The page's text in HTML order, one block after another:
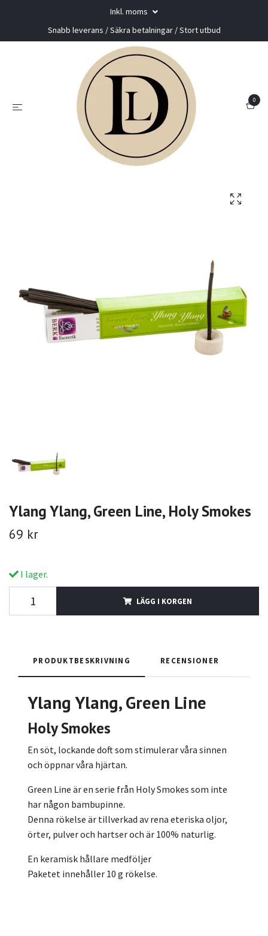
Inkl. moms
Snabb leverans / Säkra betalningar / Stort utbud
0
Ylang Ylang, Green Line, Holy Smokes
69 kr
I lager.
LÄGG I KORGEN
PRODUKTBESKRIVNING RECENSIONER
Ylang Ylang, Green Line
Holy Smokes
En söt, lockande doft som stimulerar våra sinnen
och öppnar våra hjärtan.
Green Line är en serie från Holy Smokes som inte
har någon bambupinne.
Denna rökelse är tillverkad av rena eteriska oljor,
örter, pulver och hartser och är 100% naturlig.
En keramisk hållare medföljer
Paketet innehåller 10 g rökelse.